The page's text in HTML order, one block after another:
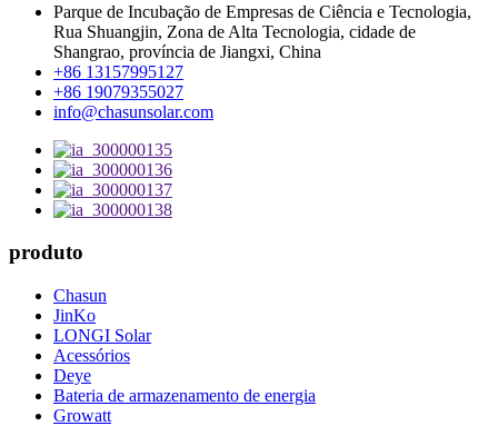
Parque de Incubação de Empresas de Ciência e Tecnologia,
Rua Shuangjin, Zona de Alta Tecnologia, cidade de
Shangrao, província de Jiangxi, China
+86 13157995127
+86 19079355027
info@chasunsolar.com
produto
Chasun
JinKo
LONGI Solar
Acessórios
Deye
Bateria de armazenamento de energia
Growatt